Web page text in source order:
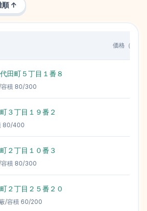
順 ↑
価格（円/㎡
田町５丁目１番８
積 80/300
３丁目１９番２
80/400
２丁目１０番３
積 80/300
２丁目２５番２０
/容積 60/200